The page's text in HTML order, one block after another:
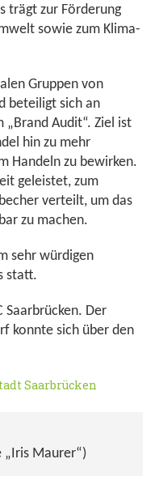
trägt zur Förderung
sowie zum Klima-
Gruppen von
beteiligt sich an
Audit“. Ziel ist
hin zu mehr
Handeln zu bewirken.
geleistet, zum
verteilt, um das
zu machen.
sehr würdigen
statt.
Saarbrücken. Der
konnte sich über den
Saarbrücken
„Iris Maurer“)